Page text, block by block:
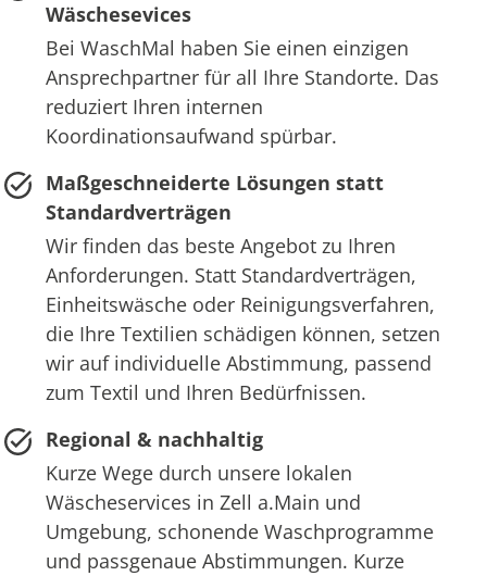
Wäschesevices
Bei WaschMal haben Sie einen einzigen
Ansprechpartner für all Ihre Standorte. Das
reduziert Ihren internen
Koordinationsaufwand spürbar.
Maßgeschneiderte Lösungen statt
Standardverträgen
Wir finden das beste Angebot zu Ihren
Anforderungen. Statt Standardverträgen,
Einheitswäsche oder Reinigungsverfahren,
die Ihre Textilien schädigen können, setzen
wir auf individuelle Abstimmung, passend
zum Textil und Ihren Bedürfnissen.
Regional & nachhaltig
Kurze Wege durch unsere lokalen
Wäscheservices in Zell a.Main und
Umgebung, schonende Waschprogramme
und passgenaue Abstimmungen. Kurze